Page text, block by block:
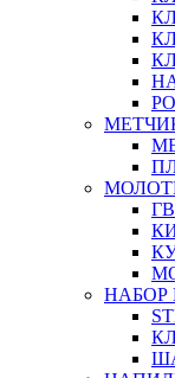
НАБОР